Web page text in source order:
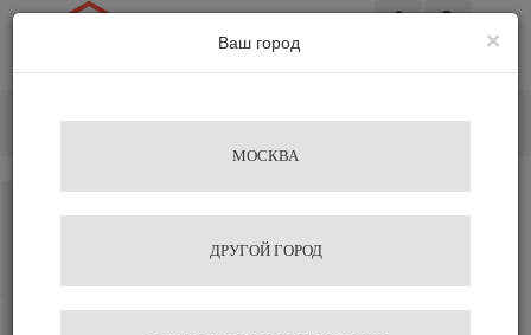
×
Ваш город
МОСКВА
ДРУГОЙ ГОРОД